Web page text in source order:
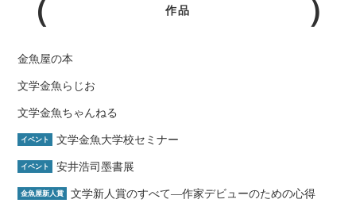
作品
金魚屋の本
文学金魚らじお
文学金魚ちゃんねる
イベント 文学金魚大学校セミナー
イベント 安井浩司墨書展
金魚屋新人賞 文学新人賞のすべて―作家デビューのための心得